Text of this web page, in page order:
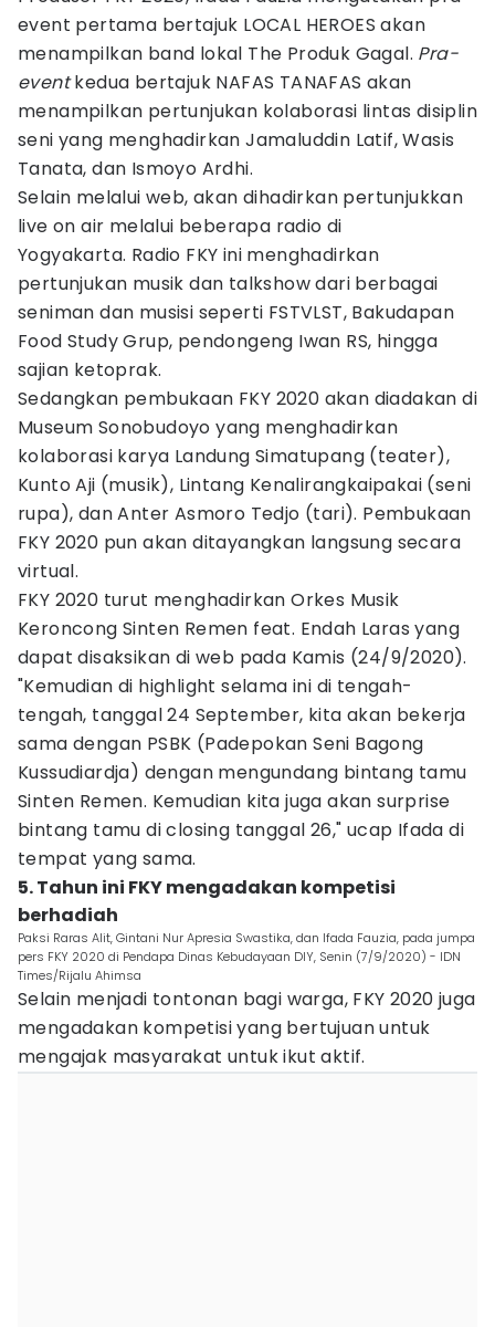
event pertama bertajuk LOCAL HEROES akan
menampilkan band lokal The Produk Gagal. Pra-
eventkedua bertajuk NAFAS TANAFAS akan
menampilkan pertunjukan kolaborasi lintas disiplin
seni yang menghadirkan Jamaluddin Latif, Wasis
Tanata, dan Ismoyo Ardhi.
Selain melalui web, akan dihadirkan pertunjukkan
live on air melalui beberapa radio di
Yogyakarta. Radio FKY ini menghadirkan
pertunjukan musik dan talkshow dari berbagai
seniman dan musisi seperti FSTVLST, Bakudapan
Food Study Grup, pendongeng Iwan RS, hingga
sajian ketoprak.
Sedangkan pembukaan FKY 2020 akan diadakan di
Museum Sonobudoyo yang menghadirkan
kolaborasi karya Landung Simatupang (teater),
Kunto Aji (musik), Lintang Kenalirangkaipakai (seni
rupa), dan Anter Asmoro Tedjo (tari). Pembukaan
FKY 2020 pun akan ditayangkan langsung secara
virtual.
FKY 2020 turut menghadirkan Orkes Musik
Keroncong Sinten Remen feat. Endah Laras yang
dapat disaksikan di web pada Kamis (24/9/2020).
"Kemudian di highlight selama ini di tengah-
tengah, tanggal 24 September, kita akan bekerja
sama dengan PSBK (Padepokan Seni Bagong
Kussudiardja) dengan mengundang bintang tamu
Sinten Remen. Kemudian kita juga akan surprise
bintang tamu di closing tanggal 26," ucap Ifada di
tempat yang sama.
5. Tahun ini FKY mengadakan kompetisi
berhadiah
Paksi Raras Alit, Gintani Nur Apresia Swastika, dan Ifada Fauzia, pada jumpa
pers FKY 2020 di Pendapa Dinas Kebudayaan DIY, Senin (7/9/2020) - IDN
Times/Rijalu Ahimsa
Selain menjadi tontonan bagi warga, FKY 2020 juga
mengadakan kompetisi yang bertujuan untuk
mengajak masyarakat untuk ikut aktif.